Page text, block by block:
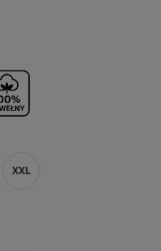
XXL